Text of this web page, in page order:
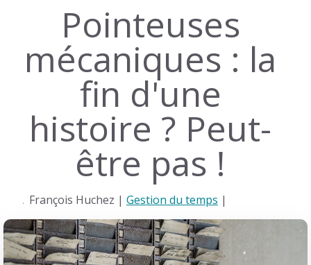
Pointeuses
mécaniques : la
fin d'une
histoire ? Peut-
être pas !
François Huchez | Gestion du temps |